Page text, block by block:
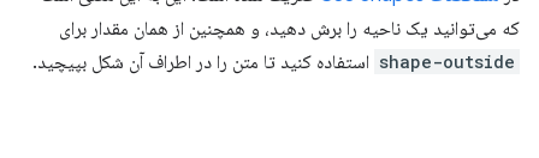
که می‌توانید یک ناحیه را برش دهید، و همچنین از همان مقدار برای
shape-outside استفاده کنید تا متن را در اطراف آن شکل بپیچید.